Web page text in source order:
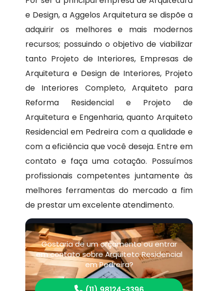
e Design, a Aggelos Arquitetura se dispõe a
adquirir os melhores e mais modernos
recursos; possuindo o objetivo de viabilizar
tanto Projeto de Interiores, Empresas de
Arquitetura e Design de Interiores, Projeto
de Interiores Completo, Arquiteto para
Reforma Residencial e Projeto de
Arquitetura e Engenharia, quanto Arquiteto
Residencial em Pedreira com a qualidade e
com a eficiência que você deseja. Entre em
contato e faça uma cotação. Possuímos
profissionais competentes juntamente às
melhores ferramentas do mercado a fim
de prestar um excelente atendimento.
Gostaria de um orçamento ou entrar
em contato sobre Arquiteto Residencial
em Pedreira?